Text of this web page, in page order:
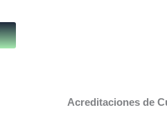
Acreditaciones de